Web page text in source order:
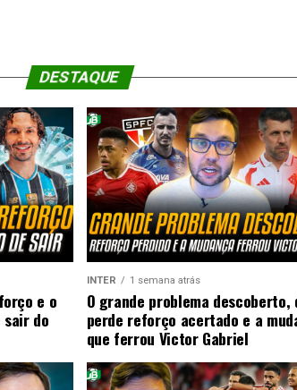
DESTAQUE
e o
do
INTER 1 semana atrás
O grande problema descoberto,
perde reforço acertado e a
que ferrou Victor Gabriel